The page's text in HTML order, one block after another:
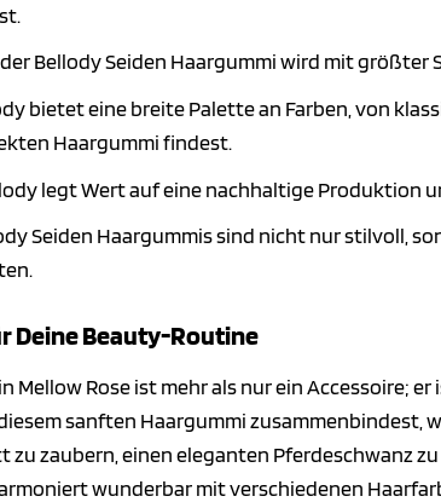
Bellody Seiden Haargummi wird mit größter
bietet eine breite Palette an Farben, von
Haargummi findest.
legt Wert auf eine nachhaltige Produktion
Seiden Haargummis sind nicht nur stilvoll,
Deine Beauty-Routine
Mellow Rose ist mehr als nur ein Accessoire;
sanften Haargummi zusammenbindest,
zaubern, einen eleganten Pferdeschwanz
wunderbar mit verschiedenen